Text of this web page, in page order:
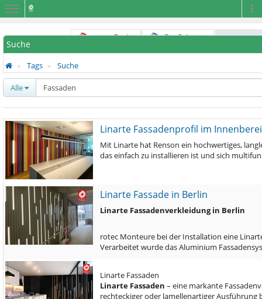
Navigation
Suche
Tags Suche
Alle
Linarte Fassadenprofil im
Mit Linarte hat Renson ein hochwertiges,
das einfach zu installieren ist und sich
Linarte Fassade in Berlin
Linarte Fassadenverkleidung in Berlin
rotec Monteure bei der Installation eine
Verarbeitet wurde das Aluminium
Linarte Fassaden
Linarte Fassaden – eine markante
rechteckiger oder lamellenartiger